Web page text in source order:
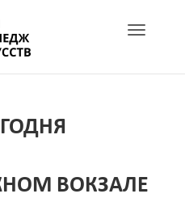
Toggle
ВОКЗАЛЕ